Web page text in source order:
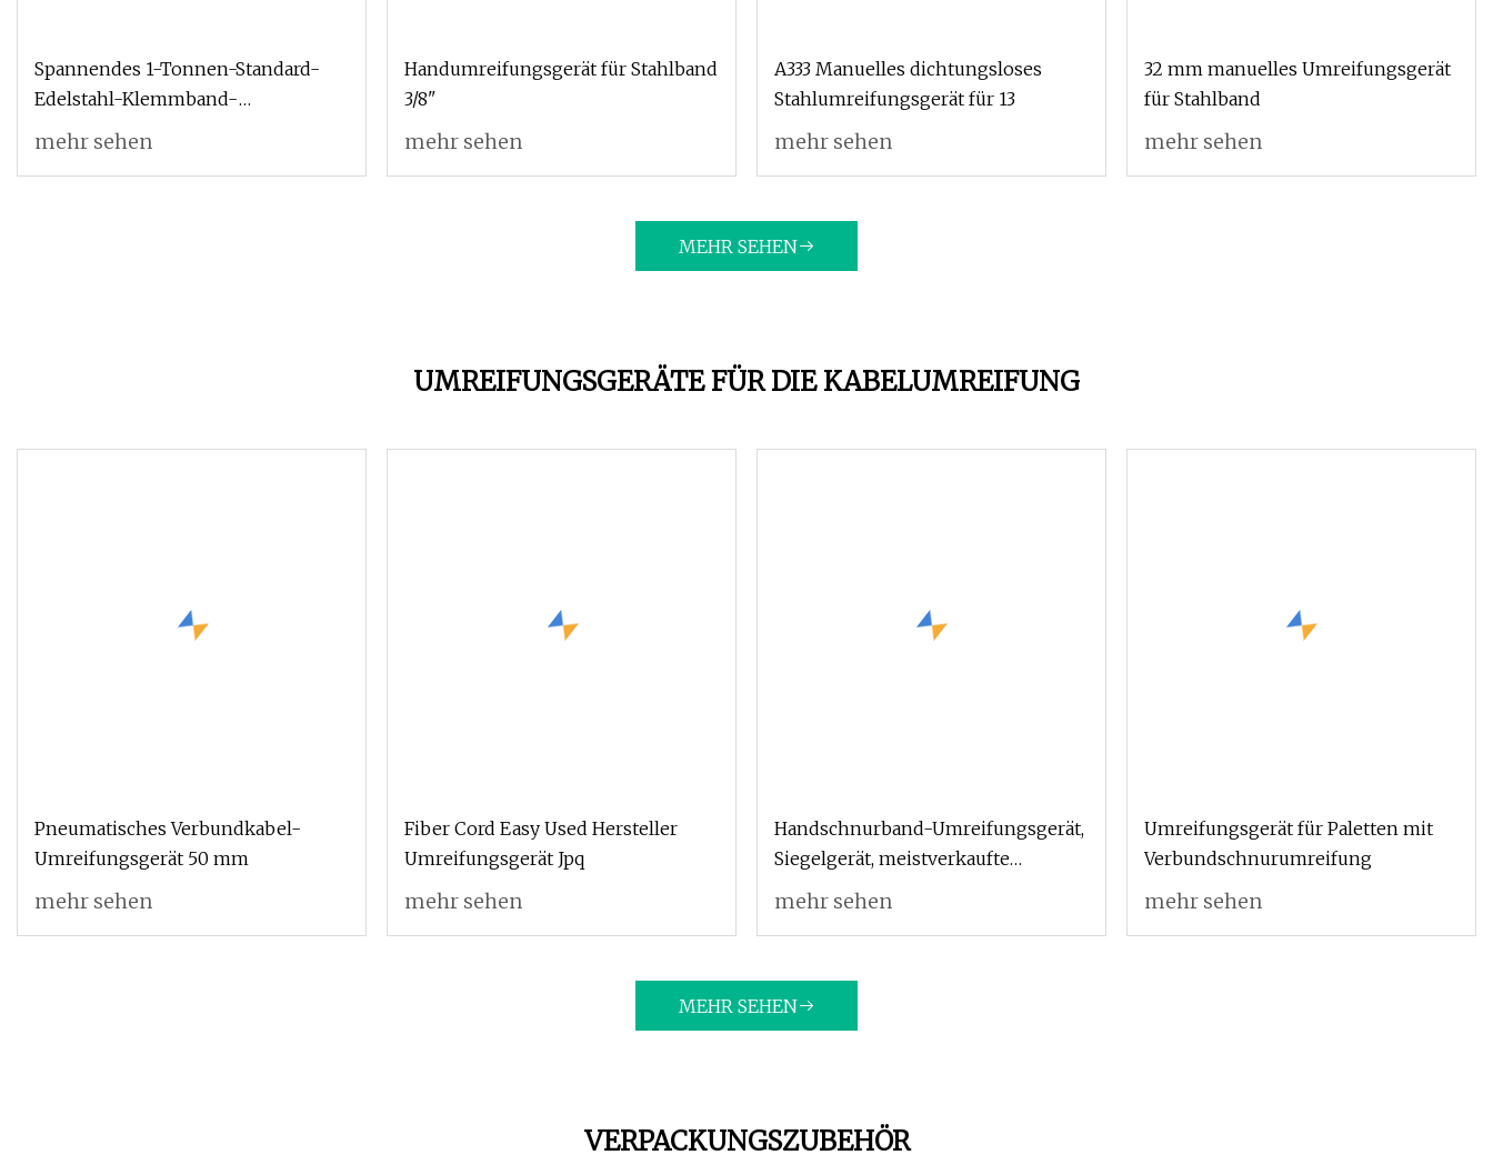
Spannendes 1-Tonnen-Standard-
Edelstahl-Klemmband-
Umreifungsgerät für leichte
mehr sehen
Handumreifungsgerät für Stahlband
3/8"
mehr sehen
A333 Manuelles dichtungsloses
Stahlumreifungsgerät für 13
mehr sehen
32 mm manuelles Umreifungsgerät
für Stahlband
mehr sehen
MEHR SEHEN
UMREIFUNGSGERÄTE FÜR DIE KABELUMREIFUNG
Pneumatisches Verbundkabel-
Umreifungsgerät 50 mm
mehr sehen
Fiber Cord Easy Used Hersteller
Umreifungsgerät Jpq
mehr sehen
Handschnurband-Umreifungsgerät,
Siegelgerät, meistverkaufte
Umreifungsmaschinen
mehr sehen
Umreifungsgerät für Paletten mit
Verbundschnurumreifung
mehr sehen
MEHR SEHEN
VERPACKUNGSZUBEHÖR